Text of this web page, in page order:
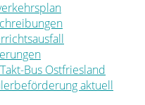
Bus Ostfriesland
aktuell